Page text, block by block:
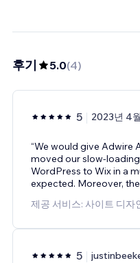
후기 5.0(4)
5 2023년 4
“We would give Adwire
moved our slow-
WordPress to Wix in a
expected. Moreover,
제공 서비스: 사이트 디자
5